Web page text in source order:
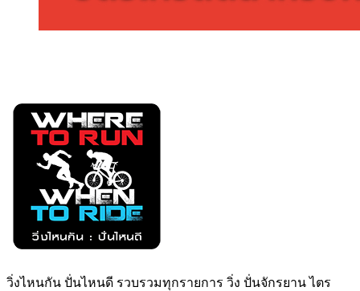
วิ่งไหนกัน ปั่นไหนดี รวบรวมทุกรายการ วิ่ง ปั่นจักรยาน ไตร